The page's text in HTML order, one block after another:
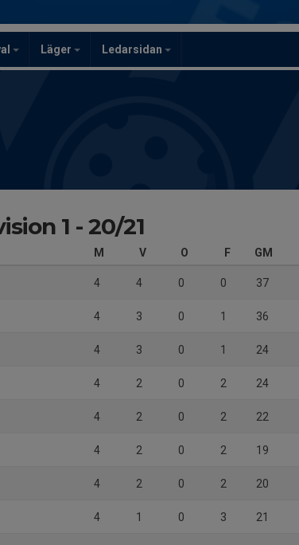
Läger Ledarsidan
1 - 20/21
M V O F GM
4 4 0 0 37
4 3 0 1 36
4 3 0 1 24
4 2 0 2 24
4 2 0 2 22
4 2 0 2 19
4 2 0 2 20
4 1 0 3 21